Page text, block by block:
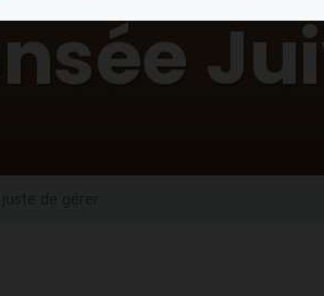
une bénédiction
en groupe sur Zoom